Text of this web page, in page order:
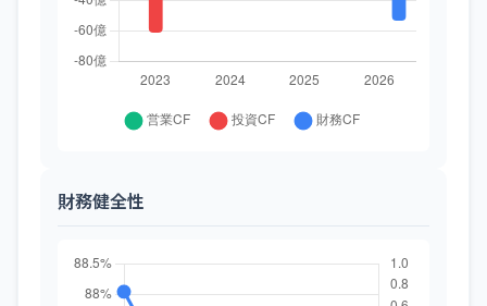
財務健全性